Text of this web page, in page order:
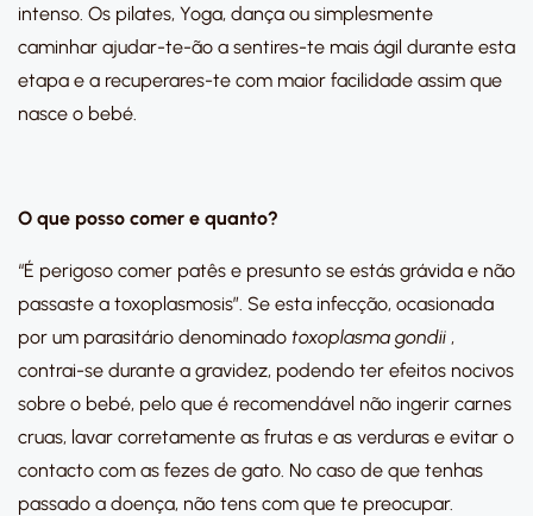
intenso. Os pilates, Yoga, dança ou simplesmente
caminhar ajudar-te-ão a sentires-te mais ágil durante esta
etapa e a recuperares-te com maior facilidade assim que
nasce o bebé.
O que posso comer e quanto?
“É perigoso comer patês e presunto se estás grávida e não
passaste a toxoplasmosis”. Se esta infecção, ocasionada
por um parasitário denominado toxoplasma gondii ,
contrai-se durante a gravidez, podendo ter efeitos nocivos
sobre o bebé, pelo que é recomendável não ingerir carnes
cruas, lavar corretamente as frutas e as verduras e evitar o
contacto com as fezes de gato. No caso de que tenhas
passado a doença, não tens com que te preocupar.